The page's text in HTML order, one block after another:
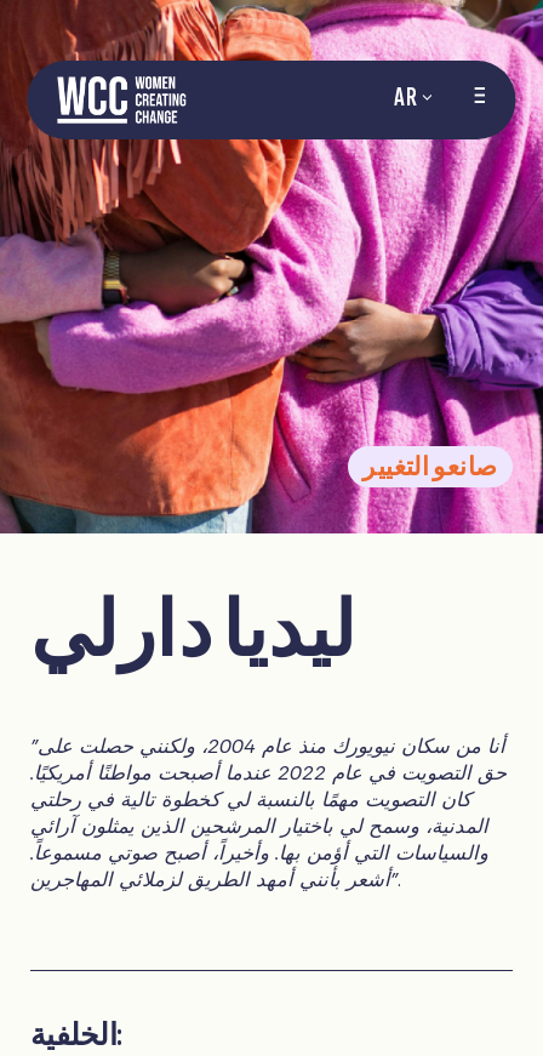
AR
صانعو التغيير
ليديا دارلي
"أنا من سكان نيويورك منذ عام 2004، ولكنني حصلت على
حق التصويت في عام 2022 عندما أصبحت مواطنًا أمريكيًا.
كان التصويت مهمًا بالنسبة لي كخطوة تالية في رحلتي
المدنية، وسمح لي باختيار المرشحين الذين يمثلون آرائي
والسياسات التي أؤمن بها. وأخيراً، أصبح صوتي مسموعاً.
أشعر بأنني أمهد الطريق لزملائي المهاجرين".
الخلفية: